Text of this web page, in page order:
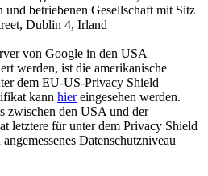
und betriebenen Gesellschaft mit Sitz
Dublin 4, Irland
von Google in den USA
werden, ist die amerikanische
dem EU-US-Privacy Shield
kann hiereingesehen werden.
zwischen den USA und der
letztere für unter dem Privacy Shield
Datenschutzniveau